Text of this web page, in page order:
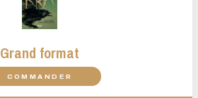
Grand format
COMMANDER